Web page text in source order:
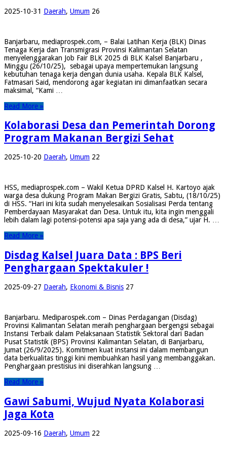
2025-10-31 Daerah, Umum 26
Banjarbaru, mediaprospek.com, – Balai Latihan Kerja (BLK) Dinas
Tenaga Kerja dan Transmigrasi Provinsi Kalimantan Selatan
menyelenggarakan Job Fair BLK 2025 di BLK Kalsel Banjarbaru ,
Minggu (26/10/25), sebagai upaya mempertemukan langsung
kebutuhan tenaga kerja dengan dunia usaha. Kepala BLK Kalsel,
Fatmasari Said, mendorong agar kegiatan ini dimanfaatkan secara
maksimal, “Kami …
Read More »
Kolaborasi Desa dan Pemerintah Dorong
Program Makanan Bergizi Sehat
2025-10-20 Daerah, Umum 22
HSS, mediaprospek.com – Wakil Ketua DPRD Kalsel H. Kartoyo ajak
warga desa dukung Program Makan Bergizi Gratis, Sabtu, (18/10/25)
di HSS. “Hari ini kita sudah menyelesaikan Sosialisasi Perda tentang
Pemberdayaan Masyarakat dan Desa. Untuk itu, kita ingin menggali
lebih dalam lagi potensi-potensi apa saja yang ada di desa,” ujar H. …
Read More »
Disdag Kalsel Juara Data : BPS Beri
Penghargaan Spektakuler !
2025-09-27 Daerah, Ekonomi & Bisnis 27
Banjarbaru. Mediparospek.com – Dinas Perdagangan (Disdag)
Provinsi Kalimantan Selatan meraih penghargaan bergengsi sebagai
Instansi Terbaik dalam Pelaksanaan Statistik Sektoral dari Badan
Pusat Statistik (BPS) Provinsi Kalimantan Selatan, di Banjarbaru,
Jumat (26/9/2025). Komitmen kuat instansi ini dalam membangun
data berkualitas tinggi kini membuahkan hasil yang membanggakan.
Penghargaan prestisius ini diserahkan langsung …
Read More »
Gawi Sabumi, Wujud Nyata Kolaborasi
Jaga Kota
2025-09-16 Daerah, Umum 22